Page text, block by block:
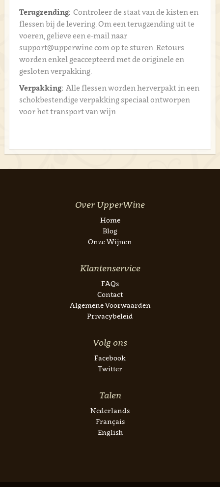
Terugzending: Controleer de staat van de kisten en
flessen bij de levering. Om een terugzending uit te
voeren, gelieve een e-mail naar
support@upperwine.com op te sturen. Retours
worden enkel geaccepteerd met de originele en
gesloten verpakking.
Verpakking: Alle flessen worden herverpakt in een
schokbestendige verpakking speciaal ontworpen
voor het transport van wijn.
Over UpperWine
Home
Blog
Onze Wijnen
Klantenservice
FAQs
Contact
Algemene Voorwaarden
Privacybeleid
Volg ons
Facebook
Twitter
Talen
Nederlands
Français
English